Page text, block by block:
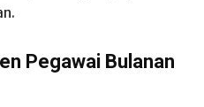
Pegawai Bulanan